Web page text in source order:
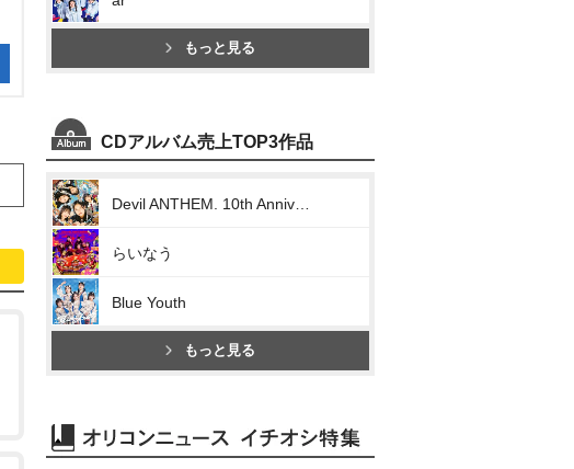
もっと見る
CDアルバム売上TOP3作品
らいなう
Blue Youth
もっと見る